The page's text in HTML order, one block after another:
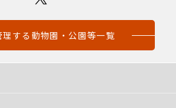
理する動物園・公園等一覧